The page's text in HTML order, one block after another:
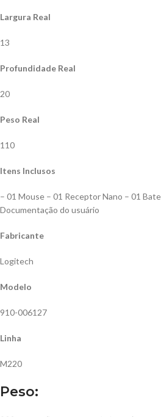
Largura Real
13
Profundidade Real
20
Peso Real
110
Itens Inclusos
– 01 Mouse – 01 Receptor Nano – 01
Documentação do usuário
Fabricante
Logitech
Modelo
910-006127
Linha
M220
Peso: